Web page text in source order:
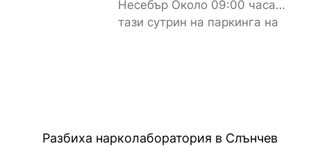
Несебър Около 09:00 часа
тази сутрин на паркинга на
Навигация
Разбиха нарколаборатория в Слънчев